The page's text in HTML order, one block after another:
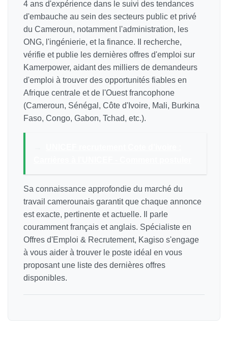
4 ans d'expérience dans le suivi des tendances
d'embauche au sein des secteurs public et privé
du Cameroun, notamment l'administration, les
ONG, l'ingénierie, et la finance. Il recherche,
vérifie et publie les dernières offres d'emploi sur
Kamerpower, aidant des milliers de demandeurs
d'emploi à trouver des opportunités fiables en
Afrique centrale et de l'Ouest francophone
(Cameroun, Sénégal, Côte d'Ivoire, Mali, Burkina
Faso, Congo, Gabon, Tchad, etc.).
Sa connaissance approfondie du marché du
travail camerounais garantit que chaque annonce
est exacte, pertinente et actuelle. Il parle
couramment français et anglais. Spécialiste en
Offres d'Emploi & Recrutement, Kagiso s'engage
à vous aider à trouver le poste idéal en vous
proposant une liste des dernières offres
disponibles.